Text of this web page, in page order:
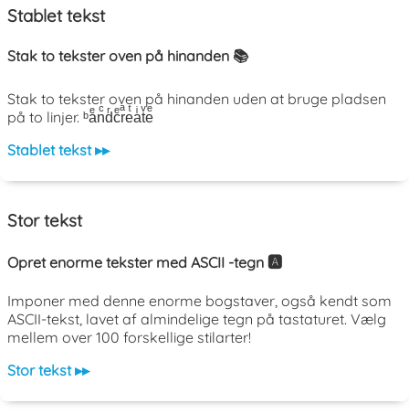
Stablet tekst
Stak to tekster oven på hinanden 📚
Stak to tekster oven på hinanden uden at bruge pladsen
på to linjer. ᵇaͤnͨdͬcͤrͣeͭaͥtͮeͤ
Stablet tekst ▸▸
Stor tekst
Opret enorme tekster med ASCII -tegn 🅰️
Imponer med denne enorme bogstaver, også kendt som
ASCII-tekst, lavet af almindelige tegn på tastaturet. Vælg
mellem over 100 forskellige stilarter!
Stor tekst ▸▸